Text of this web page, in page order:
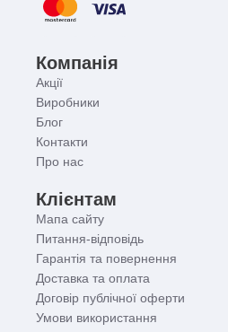
Компанія
Акції
Виробники
Блог
Контакти
Про нас
Клієнтам
Мапа сайту
Питання-відповідь
Гарантія та повернення
Доставка та оплата
Договір публічної оферти
Умови використання